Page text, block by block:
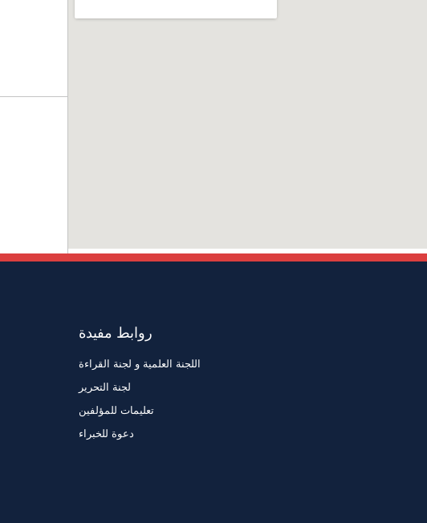
روابط مفيدة
اللجنة العلمية و لجنة القراءة
لجنة التحرير
تعليمات للمؤلفين
دعوة للخبراء